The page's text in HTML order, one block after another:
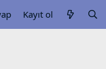
Kayıt ol